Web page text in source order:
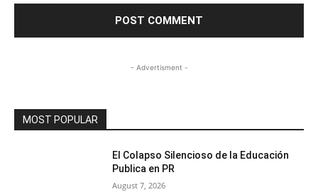
- Advertisment -
MOST POPULAR
El Colapso Silencioso de la Educación
Publica en PR
August 7, 2026